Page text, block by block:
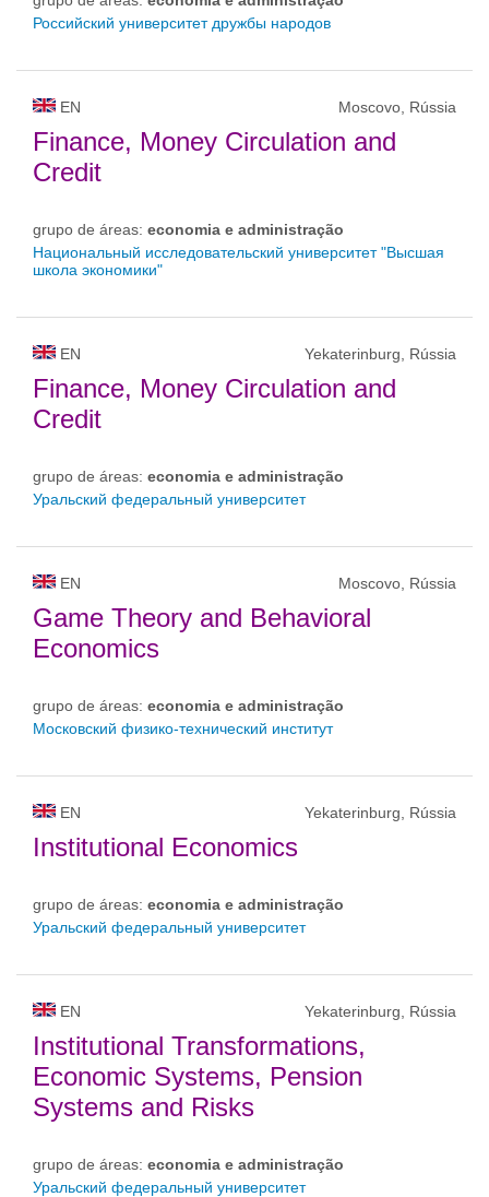
Российский университет дружбы народов
EN Moscovo, Rússia
Finance, Money Circulation and
Credit
grupo de áreas: economia e administração
Национальный исследовательский университет "Высшая
школа экономики"
EN Yekaterinburg, Rússia
Finance, Money Circulation and
Credit
grupo de áreas: economia e administração
Уральский федеральный университет
EN Moscovo, Rússia
Game Theory and Behavioral
Economics
grupo de áreas: economia e administração
Московский физико-технический институт
EN Yekaterinburg, Rússia
Institutional Economics
grupo de áreas: economia e administração
Уральский федеральный университет
EN Yekaterinburg, Rússia
Institutional Transformations,
Economic Systems, Pension
Systems and Risks
grupo de áreas: economia e administração
Уральский федеральный университет